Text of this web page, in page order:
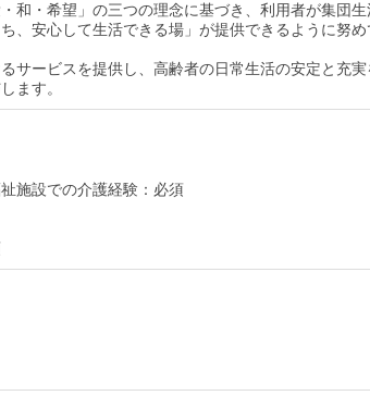
和・希望」の三つの理念に基づき、利用者が集団生
、安心して生活できる場」が提供できるように努め
サービスを提供し、高齢者の日常生活の安定と充実
ます。
施設での介護経験：必須